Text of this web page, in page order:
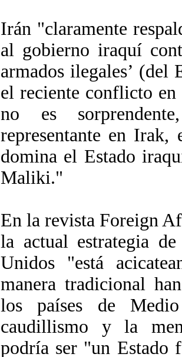
Irán "claramente
al gobierno iraquí
armados ilegales’
el reciente conflicto en
no es
representante en Irak,
domina el Estado
Maliki."
En la revista Foreign
la actual estrategia
Unidos "está
manera tradicional
los países de
caudillismo y la
podría ser "un Estado